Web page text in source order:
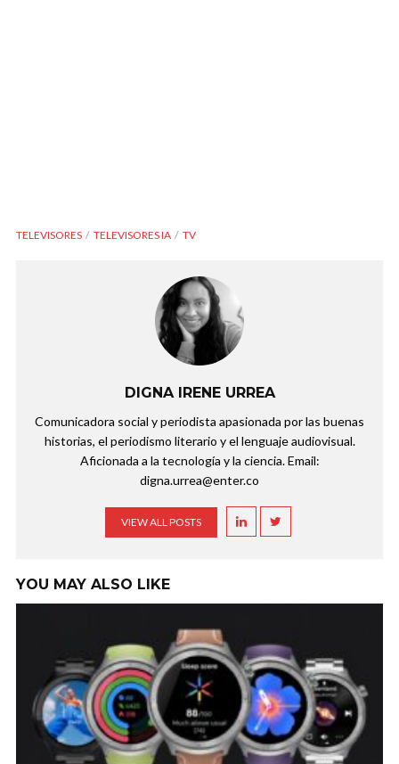
TELEVISORES TELEVISORES IA TV
DIGNA IRENE URREA
Comunicadora social y periodista apasionada por las buenas
historias, el periodismo literario y el lenguaje audiovisual.
Aficionada a la tecnología y la ciencia. Email:
digna.urrea@enter.co
VIEW ALL POSTS
YOU MAY ALSO LIKE